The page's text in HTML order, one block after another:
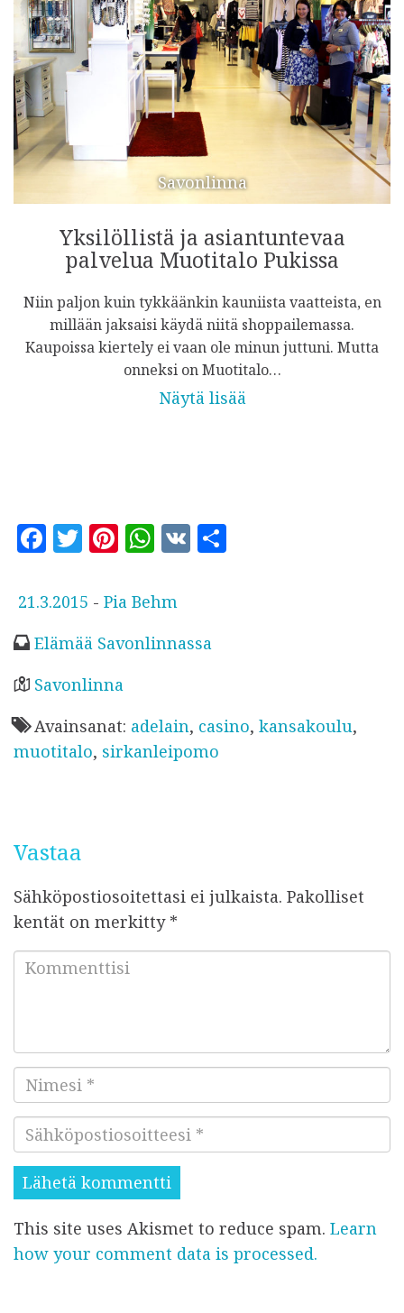
Savonlinna
Yksilöllistä ja asiantuntevaa
palvelua Muotitalo Pukissa
Niin paljon kuin tykkäänkin kauniista vaatteista, en
millään jaksaisi käydä niitä shoppailemassa.
Kaupoissa kiertely ei vaan ole minun juttuni. Mutta
onneksi on Muotitalo…
Näytä lisää
F
c
b
o
k
T
it
r
Pi
te
es
t
W
at
A
p
V
J
l
k
i
s
21.3.2015 - Pia Behm
Elämää Savonlinnassa
Savonlinna
Avainsanat: adelain, casino, kansakoulu,
muotitalo, sirkanleipomo
Vastaa
Sähköpostiosoitettasi ei julkaista. Pakolliset
kentät on merkitty *
e
t
i
*
i
m
e
i
*
ä
h
k
ö
p
This site uses Akismet to reduce spam. Learn
how your comment data is processed.